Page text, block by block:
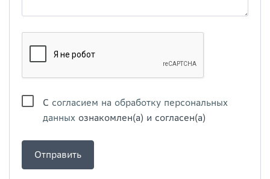
С согласием на обработку персональных
данных ознакомлен(а) и согласен(а)